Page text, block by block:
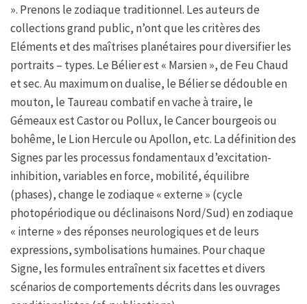
». Prenons le zodiaque traditionnel. Les auteurs de
collections grand public, n’ont que les critères des
Eléments et des maîtrises planétaires pour diversifier les
portraits – types. Le Bélier est « Marsien », de Feu Chaud
et sec. Au maximum on dualise, le Bélier se dédouble en
mouton, le Taureau combatif en vache à traire, le
Gémeaux est Castor ou Pollux, le Cancer bourgeois ou
bohême, le Lion Hercule ou Apollon, etc. La définition des
Signes par les processus fondamentaux d’excitation-
inhibition, variables en force, mobilité, équilibre
(phases), change le zodiaque « externe » (cycle
photopériodique ou déclinaisons Nord/Sud) en zodiaque
« interne » des réponses neurologiques et de leurs
expressions, symbolisations humaines. Pour chaque
Signe, les formules entraînent six facettes et divers
scénarios de comportements décrits dans les ouvrages